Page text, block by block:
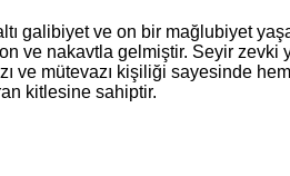
galibiyet ve on bir mağlubiyet
ve nakavtla gelmiştir. Seyir zevki
ve mütevazı kişiliği sayesinde
kitlesine sahiptir.